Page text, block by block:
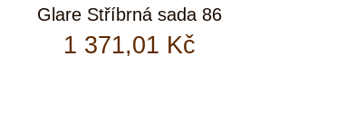
Glare Stříbrná sada 86
1 371,01 Kč